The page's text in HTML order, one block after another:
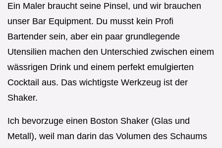
Ein Maler braucht seine Pinsel, und wir brauchen
unser Bar Equipment. Du musst kein Profi
Bartender sein, aber ein paar grundlegende
Utensilien machen den Unterschied zwischen einem
wässrigen Drink und einem perfekt emulgierten
Cocktail aus. Das wichtigste Werkzeug ist der
Shaker.
Ich bevorzuge einen Boston Shaker (Glas und
Metall), weil man darin das Volumen des Schaums